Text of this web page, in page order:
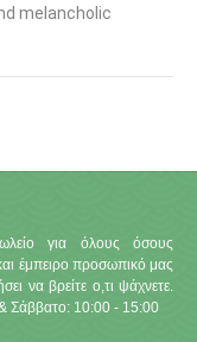
melancholic
για όλους όσους
έμπειρο προσωπικό μας
να βρείτε ο,τι ψάχνετε.
Σάββατο: 10:00 - 15:00